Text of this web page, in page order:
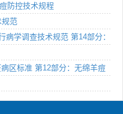
防控技术规程
规范
病学调查技术规范 第14部分：
区标准 第12部分：无绵羊痘